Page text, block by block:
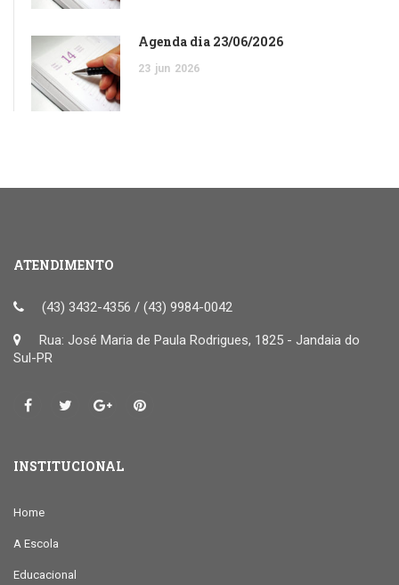
Agenda dia 23/06/2026
23 jun 2026
ATENDIMENTO
(43) 3432-4356 / (43) 9984-0042
Rua: José Maria de Paula Rodrigues, 1825 - Jandaia do
Sul-PR
INSTITUCIONAL
Home
A Escola
Educacional